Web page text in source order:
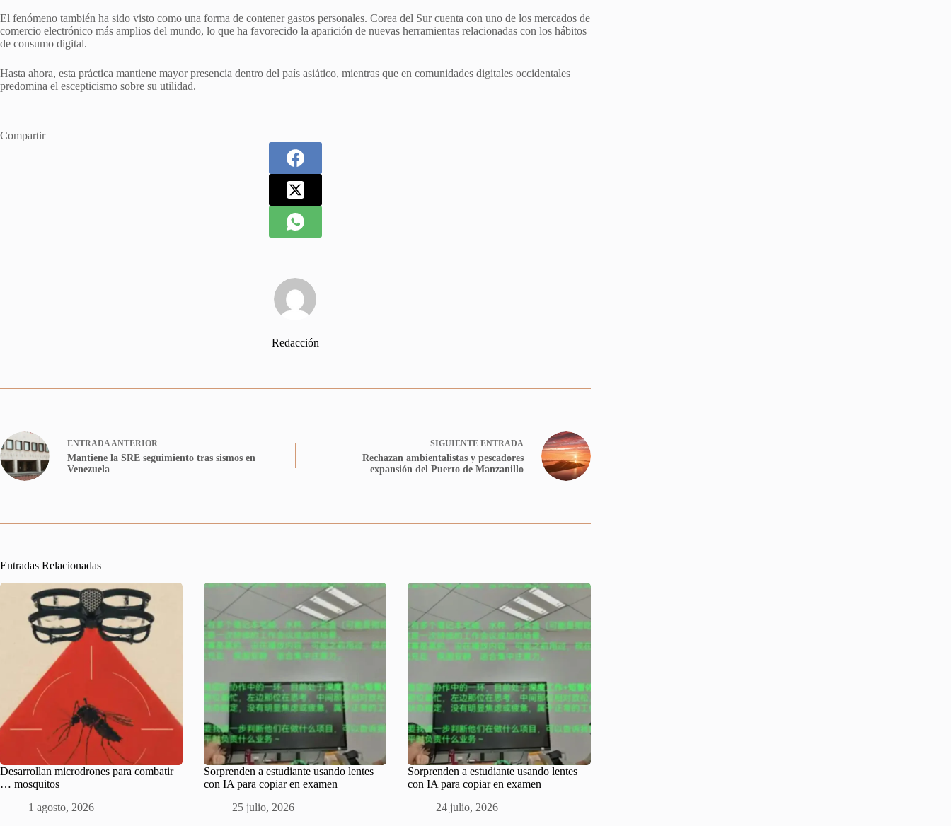
El fenómeno también ha sido visto como una forma de contener gastos personales. Corea del Sur cuenta con uno de los mercados de
comercio electrónico más amplios del mundo, lo que ha favorecido la aparición de nuevas herramientas relacionadas con los hábitos
de consumo digital.
Hasta ahora, esta práctica mantiene mayor presencia dentro del país asiático, mientras que en comunidades digitales occidentales
predomina el escepticismo sobre su utilidad.
Compartir
Redacción
ENTRADAANTERIOR
Mantiene la SRE seguimiento tras sismos en
Venezuela
SIGUIENTE ENTRADA
Rechazan ambientalistas y pescadores
expansión del Puerto de Manzanillo
Entradas Relacionadas
Desarrollan microdrones para combatir
… mosquitos
1 agosto, 2026
Sorprenden a estudiante usando lentes
con IA para copiar en examen
25 julio, 2026
Sorprenden a estudiante usando lentes
con IA para copiar en examen
24 julio, 2026